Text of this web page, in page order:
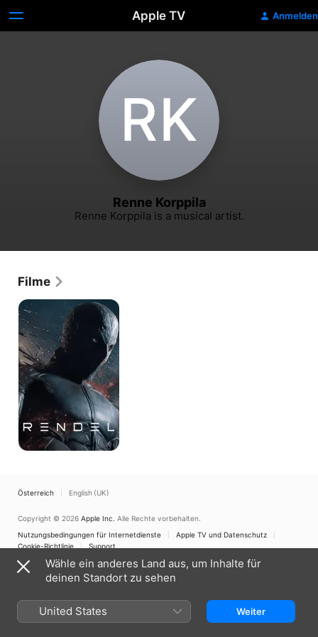
Apple TV Anmelden
R‌K
Renne Korppila
Renne Korppila is a musical artist.
Filme
Rendel
Österreich English (UK)
Copyright © 2026 Apple Inc. Alle Rechte vorbehalten.
Nutzungsbedingungen für Internetdienste
Apple TV und Datenschutz
Cookie-Richtlinie
Support
Wähle ein anderes Land aus, um Inhalte für
deinen Standort zu sehen
United States Weiter